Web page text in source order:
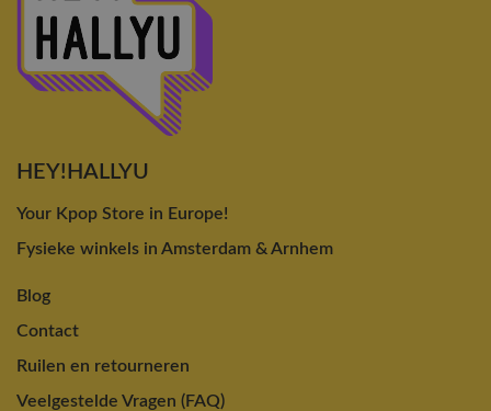
HEY!HALLYU
Your Kpop Store in Europe!
Fysieke winkels in Amsterdam & Arnhem
Blog
Contact
Ruilen en retourneren
Veelgestelde Vragen (FAQ)